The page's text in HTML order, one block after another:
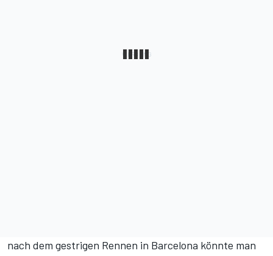
nach dem gestrigen Rennen in Barcelona könnte man